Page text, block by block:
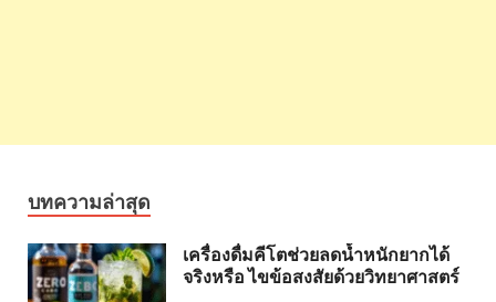
บทความล่าสุด
เครื่องดื่มคีโตช่วยลดน้ำหนักยากได้
จริงหรือ ไขข้อสงสัยด้วยวิทยาศาสตร์